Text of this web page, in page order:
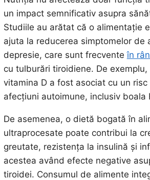
un impact semnificativ asupra
Studiile au arătat că o alimentație
ajuta la reducerea simptomelor de
depresie, care sunt frecventeîn
cu tulburări tiroidiene. De
vitamina D a fost asociat cu un
afecțiuni autoimune, inclusiv boala
De asemenea, o dietă bogată în
ultraprocesate poate contribui la
greutate, rezistența la insulină și
acestea având efecte negative
tiroidei. Consumul de alimente